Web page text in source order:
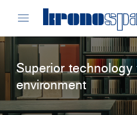
Superior
environment